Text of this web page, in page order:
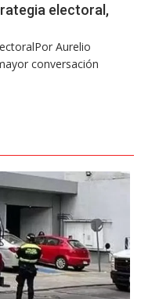
electoral,
Aurelio
conversación